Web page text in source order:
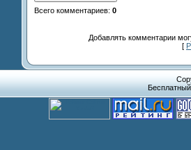
Всего комментариев: 0
Добавлять комментарии
[